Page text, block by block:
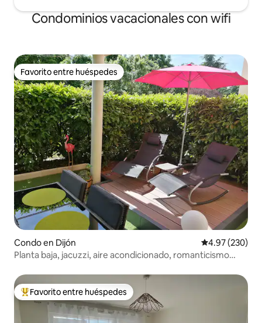
Condominios vacacionales con wifi
Favorito entre huéspedes
Favorito entre huéspedes
Condo en Dijón Calificación
4.97 (230)
Planta baja, jacuzzi, aire acondicionado, romanticismo
Favorito entre huéspedes preferido
Favorito entre huéspedes